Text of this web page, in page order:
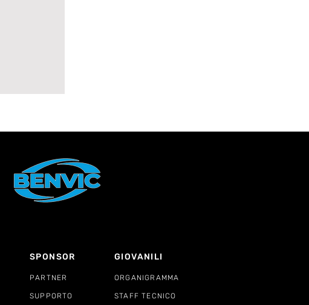
SPONSOR
PARTNER
SUPPORTO
GIOVANILI
ORGANIGRAMMA
STAFF TECNICO